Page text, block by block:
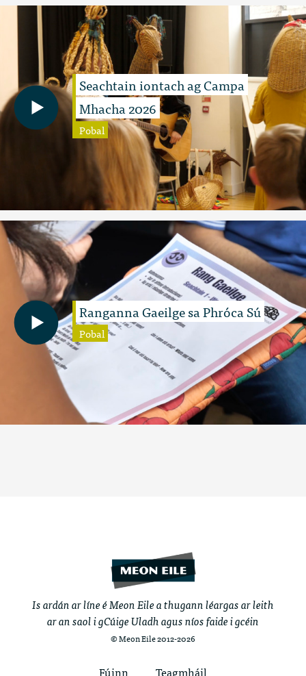
Seachtain iontach ag Campa
Mhacha 2026
Pobal
Ranganna Gaeilge sa Phróca Sú
Pobal
Is ardán ar líne é Meon Eile a thugann léargas ar leith
ar an saol i gCúige Uladh agus níos faide i gcéin
© Meon Eile 2012-2026
Fúinn Teagmháil